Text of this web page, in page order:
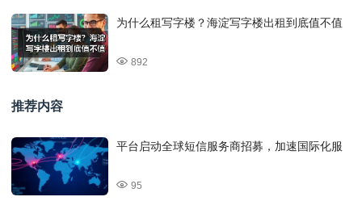
为什么租写字楼？海淀写字楼出租到底值不值
892
推荐内容
平台启动全球短信服务商招募，加速国际化服
95